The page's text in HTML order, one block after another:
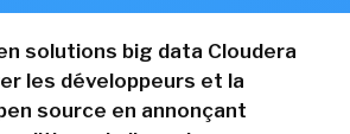
solutions big data Cloudera
les développeurs et la
source en annonçant